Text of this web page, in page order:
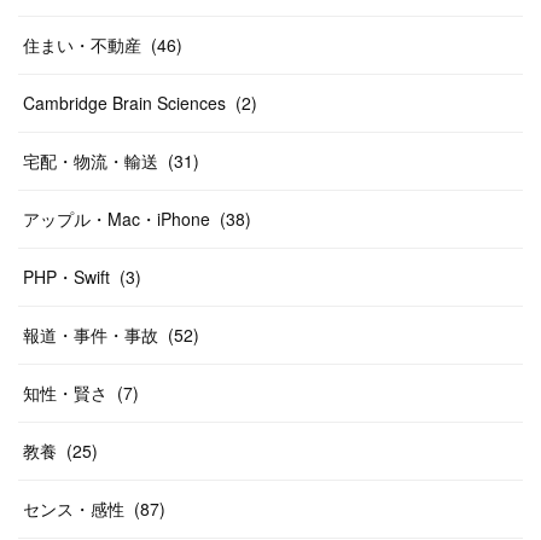
住まい・不動産 (46)
Cambridge Brain Sciences (2)
宅配・物流・輸送 (31)
アップル・Mac・iPhone (38)
PHP・Swift (3)
報道・事件・事故 (52)
知性・賢さ (7)
教養 (25)
センス・感性 (87)